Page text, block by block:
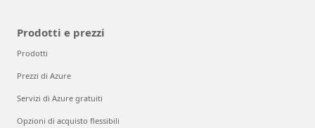
Prodotti e prezzi
Prodotti
Prezzi di Azure
Servizi di Azure gratuiti
Opzioni di acquisto flessibili